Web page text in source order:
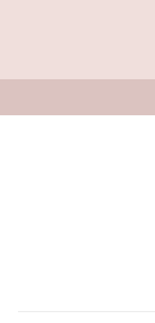
inhoud